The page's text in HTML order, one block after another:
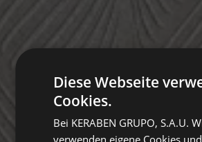
Diese Webseite
Cookies.
Bei KERABEN GRUPO, S.A.U.
verwenden eigene Cookies